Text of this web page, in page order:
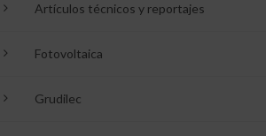
Artículos técnicos y reportajes
Fotovoltaica
Grudilec